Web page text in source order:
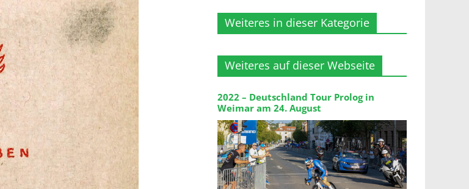
Weiteres in dieser Kategorie
Weiteres auf dieser Webseite
2022 – Deutschland Tour Prolog in
Weimar am 24. August